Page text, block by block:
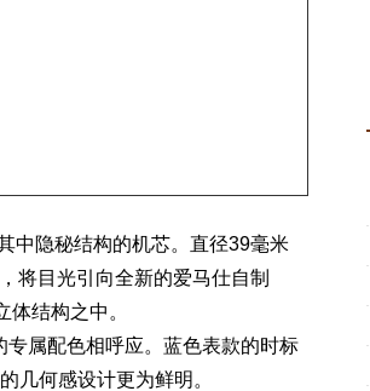
中隐秘结构的机芯。直径39毫米
将目光引向全新的爱马仕自制
结构之中。
专属配色相呼应。蓝色表款的时标
几何感设计更为鲜明。